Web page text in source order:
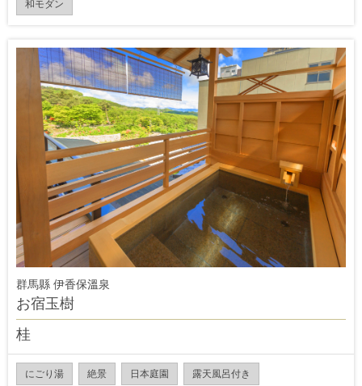
和モダン
群馬縣 伊香保溫泉
お宿玉樹
桂
にごり湯 絶景 日本庭園 露天風呂付き